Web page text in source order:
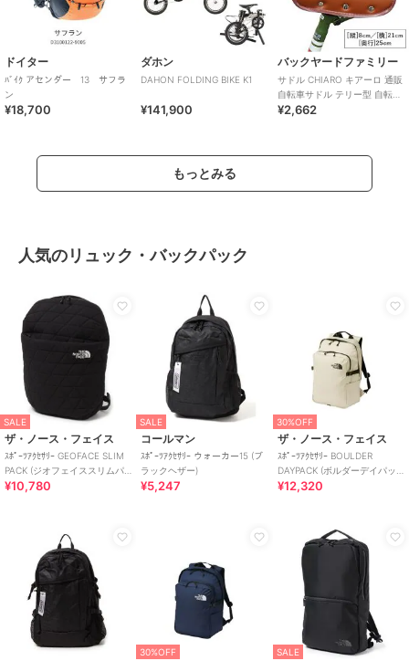
ドイター
ﾊﾞｲｸ アセンダー 13 サフラ
ン
¥18,700
ダホン
DAHON FOLDING BIKE K1
¥141,900
バックヤードファミリー
サドル CHIARO キアーロ 通販
自転車サドル テリー型 自転車
用 補修 パーツ 交換 おしゃれ
¥2,662
もっとみる
人気のリュック・バックパック
SALE
ザ・ノース・フェイス
ｽﾎﾟｰﾂｱｸｾｻﾘｰ GEOFACE SLIM
PACK (ジオフェイススリムパ
ック)
¥10,780
SALE
コールマン
ｽﾎﾟｰﾂｱｸｾｻﾘｰ ウォーカー15 (ブ
ラックヘザー)
¥5,247
30%OFF
ザ・ノース・フェイス
ｽﾎﾟｰﾂｱｸｾｻﾘｰ BOULDER
DAYPACK (ボルダーデイパッ
ク)
¥12,320
30%OFF SALE